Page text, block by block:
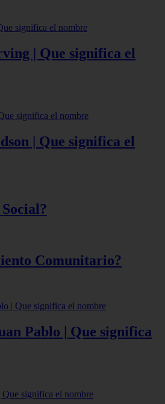
| Que significa el
| Que significa el
Comunitario?
Pablo | Que significa